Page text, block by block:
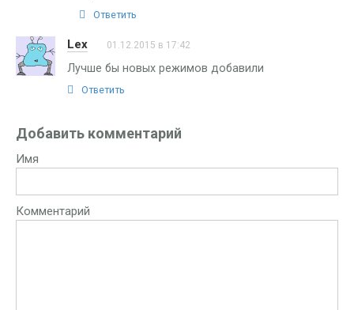
Ответить
Lex 01.12.2015 в 17:42
Лучше бы новых режимов добавили
Ответить
Добавить комментарий
Имя
Комментарий